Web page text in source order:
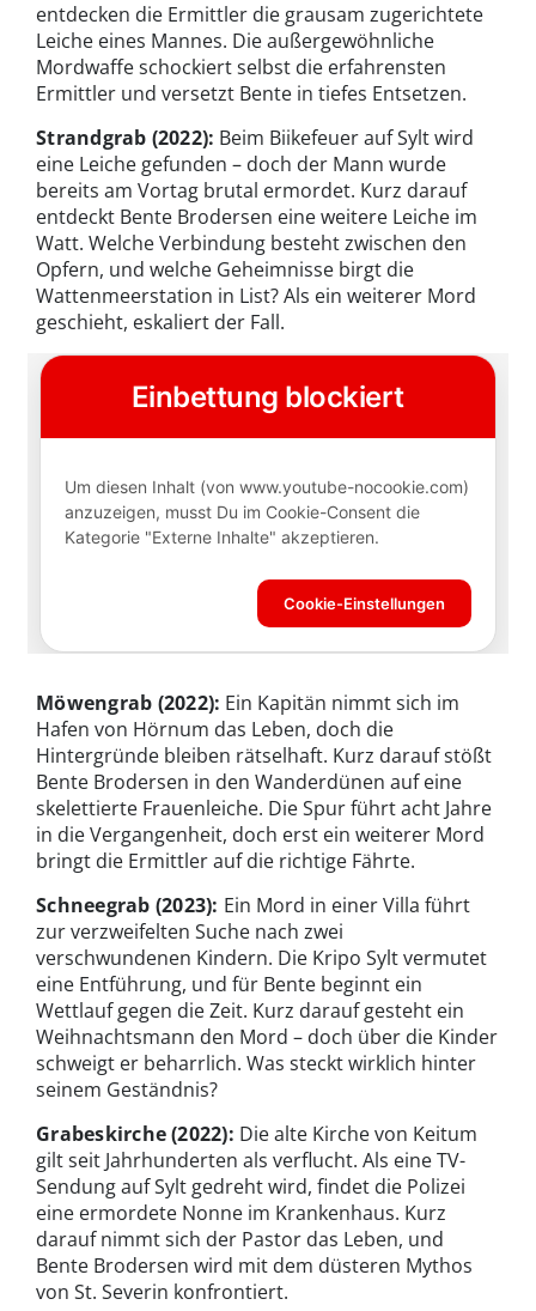
entdecken die Ermittler die grausam zugerichtete
Leiche eines Mannes. Die außergewöhnliche
Mordwaffe schockiert selbst die erfahrensten
Ermittler und versetzt Bente in tiefes Entsetzen.
Strandgrab (2022): Beim Biikefeuer auf Sylt wird
eine Leiche gefunden – doch der Mann wurde
bereits am Vortag brutal ermordet. Kurz darauf
entdeckt Bente Brodersen eine weitere Leiche im
Watt. Welche Verbindung besteht zwischen den
Opfern, und welche Geheimnisse birgt die
Wattenmeerstation in List? Als ein weiterer Mord
geschieht, eskaliert der Fall.
Möwengrab (2022): Ein Kapitän nimmt sich im
Hafen von Hörnum das Leben, doch die
Hintergründe bleiben rätselhaft. Kurz darauf stößt
Bente Brodersen in den Wanderdünen auf eine
skelettierte Frauenleiche. Die Spur führt acht Jahre
in die Vergangenheit, doch erst ein weiterer Mord
bringt die Ermittler auf die richtige Fährte.
Schneegrab (2023): Ein Mord in einer Villa führt
zur verzweifelten Suche nach zwei
verschwundenen Kindern. Die Kripo Sylt vermutet
eine Entführung, und für Bente beginnt ein
Wettlauf gegen die Zeit. Kurz darauf gesteht ein
Weihnachtsmann den Mord – doch über die Kinder
schweigt er beharrlich. Was steckt wirklich hinter
seinem Geständnis?
Grabeskirche(2022): Die alte Kirche von Keitum
gilt seit Jahrhunderten als verflucht. Als eine TV-
Sendung auf Sylt gedreht wird, findet die Polizei
eine ermordete Nonne im Krankenhaus. Kurz
darauf nimmt sich der Pastor das Leben, und
Bente Brodersen wird mit dem düsteren Mythos
von St. Severin konfrontiert.